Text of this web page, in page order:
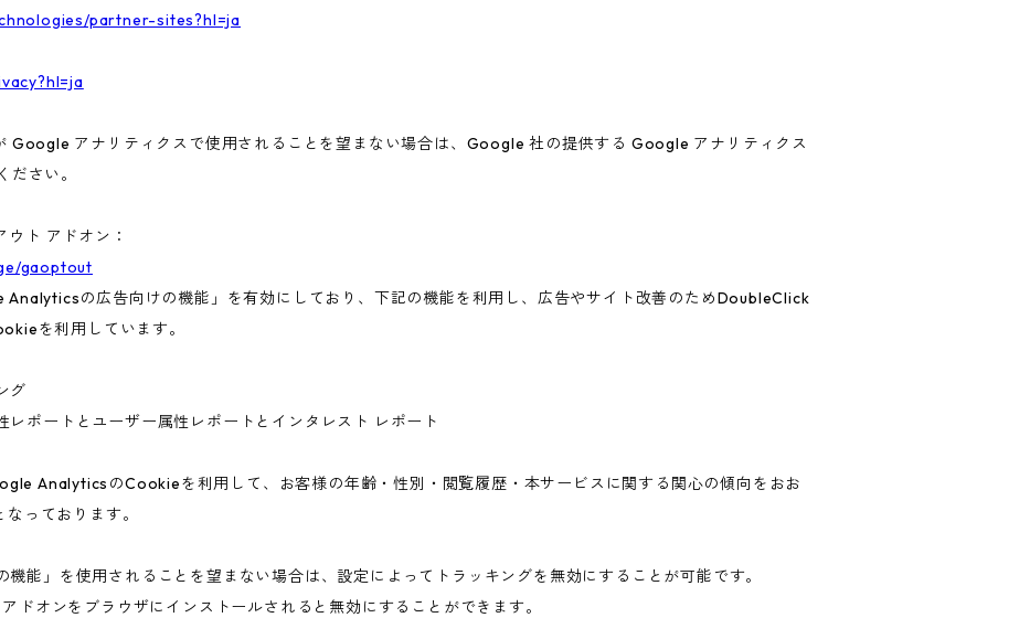
partner-sites?hl=ja
Google アナリティクスで使用されることを望まない場合は、Google 社の提供する Google アナリティクス
ださい。
ト アドオン：
gaoptout
Analyticsの広告向けの機能」を有効にしており、下記の機能を利用し、広告やサイト改善のためDoubleClick
を利用しています。
グ
ポートとユーザー属性レポートとインタレスト レポート
AnalyticsのCookieを利用して、お客様の年齢・性別・閲覧履歴・本サービスに関する関心の傾向をおお
っております。
能」を使用されることを望まない場合は、設定によってトラッキングを無効にすることが可能です。
オンをブラウザにインストールされると無効にすることができます。